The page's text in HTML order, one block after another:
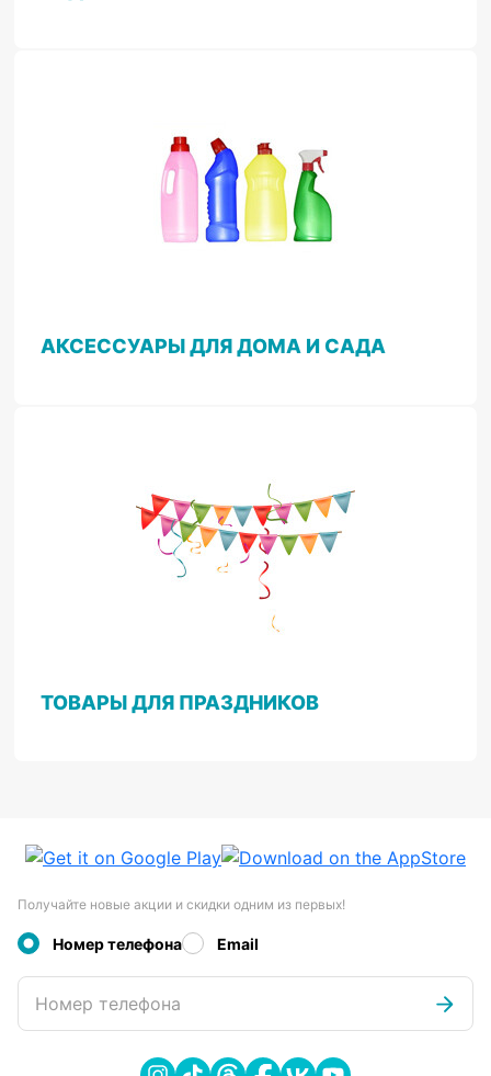
АКСЕССУАРЫ ДЛЯ ДОМА И САДА
ТОВАРЫ ДЛЯ ПРАЗДНИКОВ
Получайте новые акции и скидки одним из первых!
Номер телефона Email
Номер телефона